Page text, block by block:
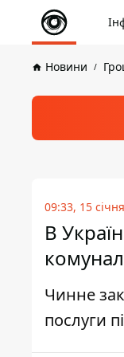
Новини
09:33, 15
В
Чинне
послуги